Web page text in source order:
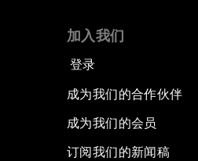
加入我们
登录
成为我们的合作伙伴
成为我们的会员
订阅我们的新闻稿